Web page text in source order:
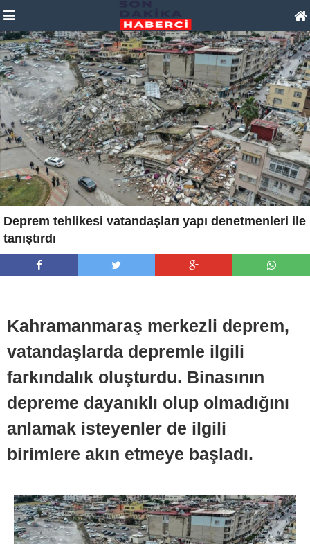
Deprem tehlikesi vatandaşları yapı denetmenleri ile
tanıştırdı
Kahramanmaraş merkezli deprem,
vatandaşlarda depremle ilgili
farkındalık oluşturdu. Binasının
depreme dayanıklı olup olmadığını
anlamak isteyenler de ilgili
birimlere akın etmeye başladı.